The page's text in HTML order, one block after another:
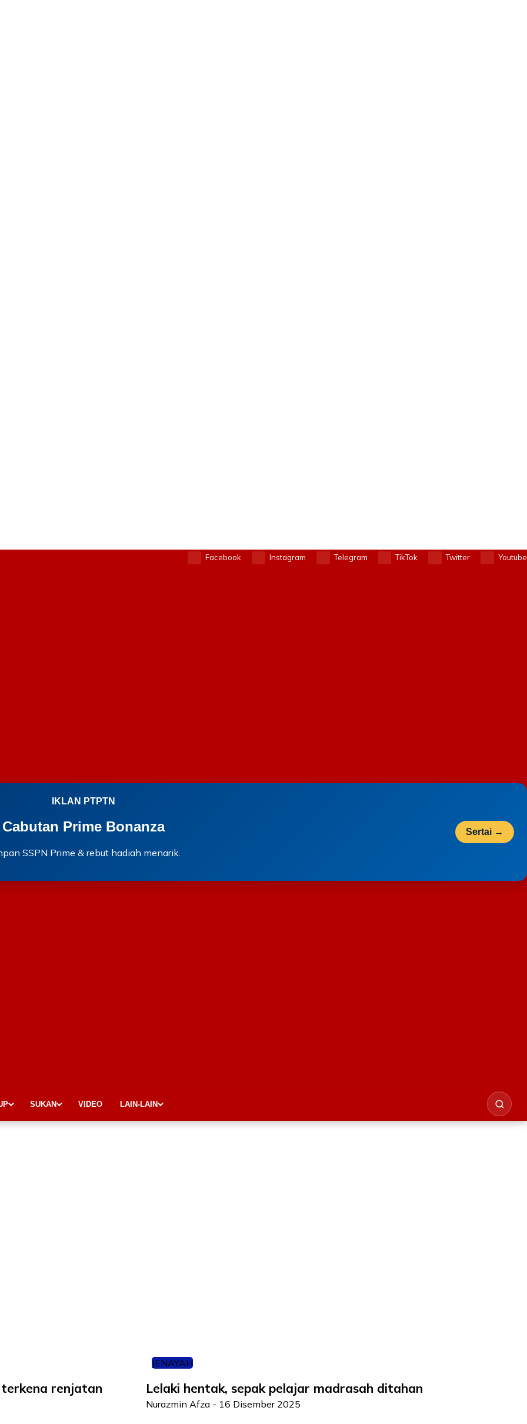
Facebook Instagram Telegram TikTok Twitter Youtube
IKLAN PTPTN
Cabutan Prime Bonanza
SSPN Prime & rebut hadiah menarik.
Sertai →
SUKAN VIDEO LAIN-LAIN
renjatan
JENAYAH
Lelaki hentak, sepak pelajar madrasah ditahan
Nurazmin Afza - 16 Disember 2025